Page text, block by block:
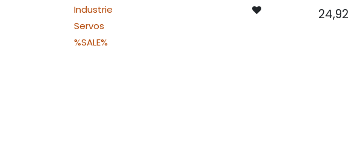
Industrie
Servos
%SALE%
24,92